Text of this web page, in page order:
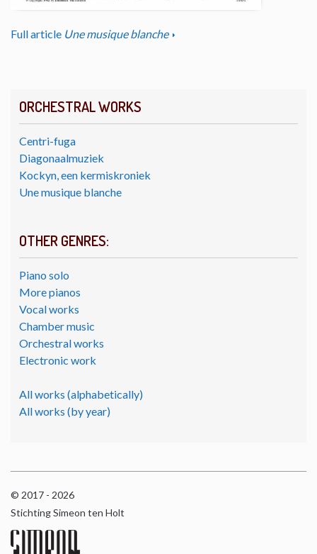
ORCHESTRAL WORKS
Centri-fuga
Diagonaalmuziek
Kockyn, een kermiskroniek
Une musique blanche
OTHER GENRES:
Piano solo
More pianos
Vocal works
Chamber music
Orchestral works
Electronic work
All works (alphabetically)
All works (by year)
Full article Une musique blanche
© 2017 - 2026
Stichting Simeon ten Holt